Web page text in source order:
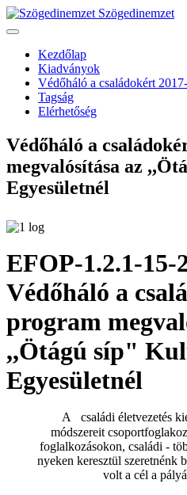
Szögedinemzet
Kezdőlap
Kiadványok
Védőháló a családokért
Tagság
Elérhetőség
Védőháló a
megvalósítása az
Egyesületnél
EFOP-1.2.1-15-
Védőháló a
program
,,Ötágú síp"
Egyesületnél
A családi életvezetés
módszereit
foglalkozásokon, családi -
nyeken keresztül szeretnénk
volt a cél a